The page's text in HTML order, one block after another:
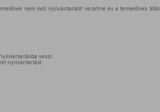
nem kell nyilvántartást vezetnie és a termelőnek több
veszi.
nyilvántartást.